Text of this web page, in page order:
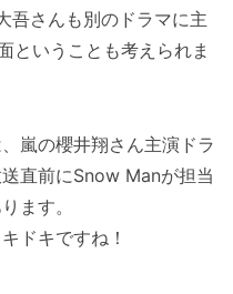
吾さんも別のドラマに主
ということも考えられま
嵐の櫻井翔さん主演ドラ
直前にSnow Manが担当
ます。
ドキですね！